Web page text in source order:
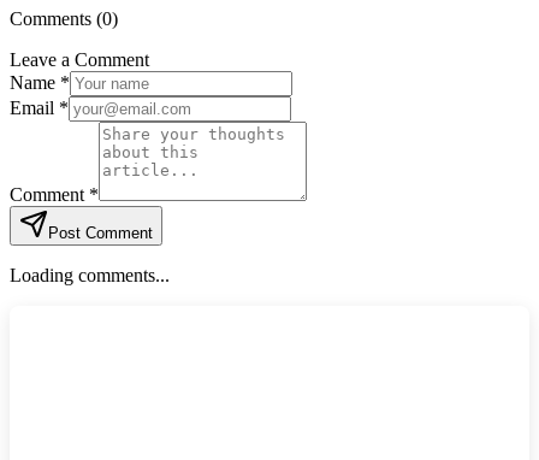
Comments (0)
Leave a Comment
Name *
Email *
Comment *
Post Comment
Loading comments...